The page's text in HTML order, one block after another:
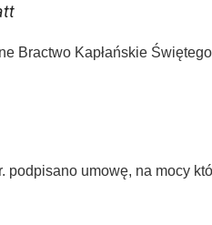
Bractwo Kapłańskie
umowę, na mocy